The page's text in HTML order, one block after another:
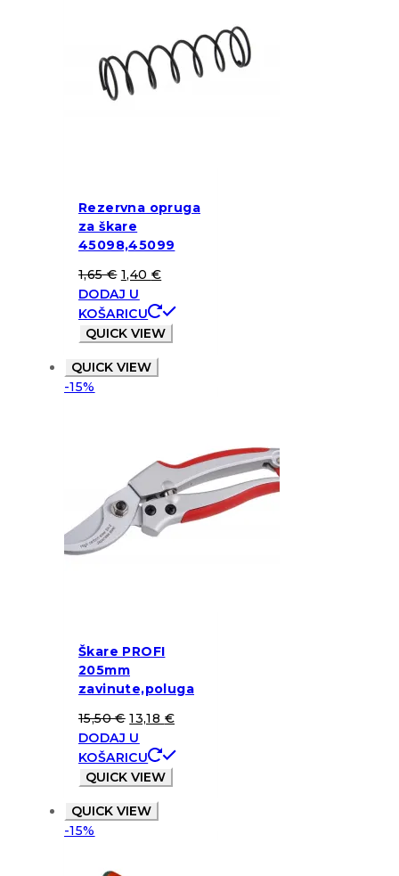
Rezervna opruga
za škare
45098,45099
1,65€ 1,40 €
DODAJ U
KOŠARICU
QUICK VIEW
QUICK VIEW
-15%
Škare PROFI
205mm
zavinute,poluga
15,50€ 13,18 €
DODAJ U
KOŠARICU
QUICK VIEW
QUICK VIEW
-15%